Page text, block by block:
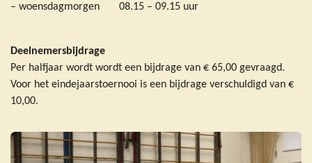
– woensdagmorgen 08.15 – 09.15 uur
Deelnemersbijdrage
Per halfjaar wordt wordt een bijdrage van € 65,00 gevraagd.
Voor het eindejaarstoernooi is een bijdrage verschuldigd van €
10,00.